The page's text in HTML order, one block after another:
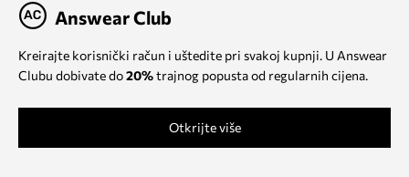
Answear Club
Kreirajte korisnički račun i uštedite pri svakoj kupnji. U Answear
Clubu dobivate do20%trajnog popusta od regularnih cijena.
Otkrijte više